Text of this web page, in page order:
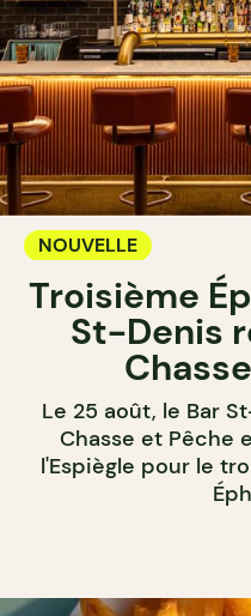
NOUVELLE
Troisième
St-Denis
Le 25 août, le Bar
Chasse et Pêche
l'Espiègle pour le